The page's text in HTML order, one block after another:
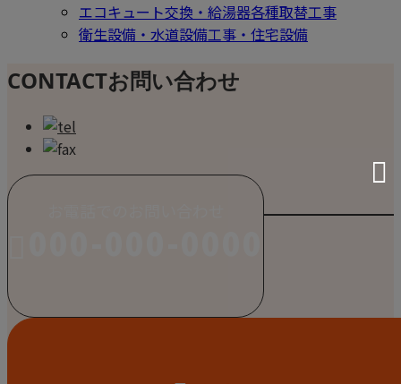
エコキュート交換・給湯器各種取替工事
衛生設備・水道設備工事・住宅設備
CONTACTお問い合わせ